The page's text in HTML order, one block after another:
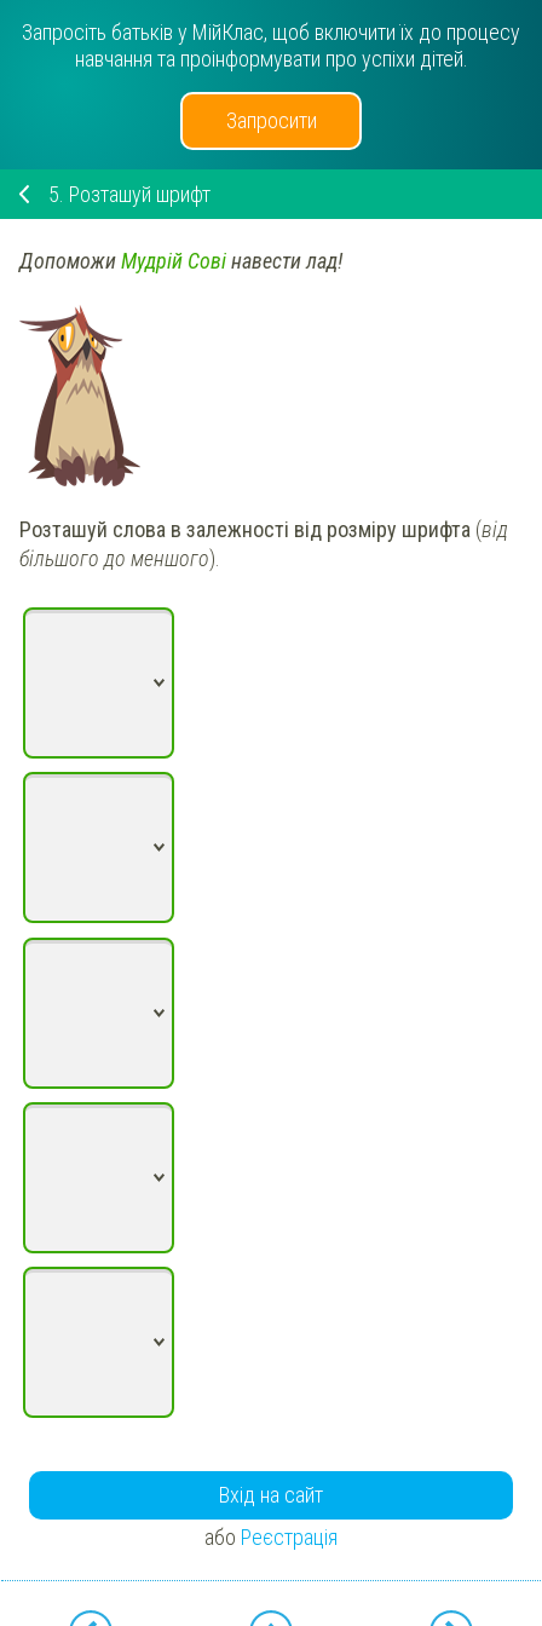
Запросіть батьків у МійКлас, щоб включити їх до процесу
навчання та проінформувати про успіхи дітей.
Запросити
5. Розташуй шрифт
ДопоможиМудрій Совінавести лад!
Розташуй слова в залежності від розміру шрифта (від
більшого до меншого).
Вхід на сайт
або Реєстрація